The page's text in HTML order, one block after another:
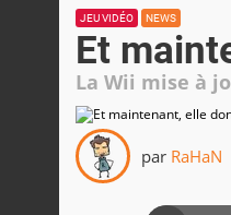
JEU VIDÉO NEWS
Et
La Wii mise à
par RaHaN